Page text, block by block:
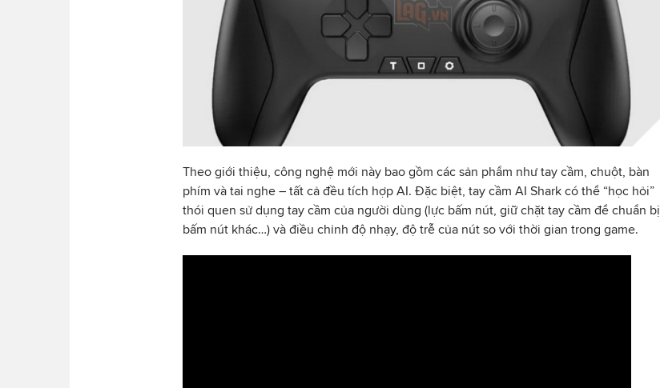
Theo giới thiệu, công nghệ mới này bao gồm các sản phẩm như tay cầm, chuột, bàn
phím và tai nghe – tất cả đều tích hợp AI. Đặc biệt, tay cầm AI Shark có thể “học hỏi”
thói quen sử dụng tay cầm của người dùng (lực bấm nút, giữ chặt tay cầm để chuẩn bị
bấm nút khác…) và điều chỉnh độ nhạy, độ trễ của nút so với thời gian trong game.